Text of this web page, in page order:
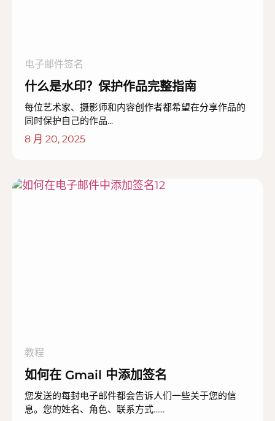
电子邮件签名
什么是水印？保护作品完整指南
每位艺术家、摄影师和内容创作者都希望在分享作品的
同时保护自己的作品...
8 月 20, 2025
教程
如何在 Gmail 中添加签名
您发送的每封电子邮件都会告诉人们一些关于您的信
息。您的姓名、角色、联系方式......